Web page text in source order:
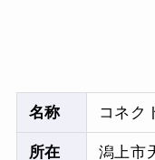
名称 コネク
所在
潟上市